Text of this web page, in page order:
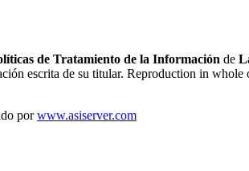
de Tratamiento de la Información de
escrita de su titular. Reproduction in
porwww.asiserver.com